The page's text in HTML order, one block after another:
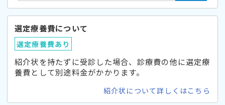
選定療養費について
選定療養費あり
紹介状を持たずに受診した場合、診療費の他に選定療
養費として別途料金がかかります。
紹介状について詳しくはこちら